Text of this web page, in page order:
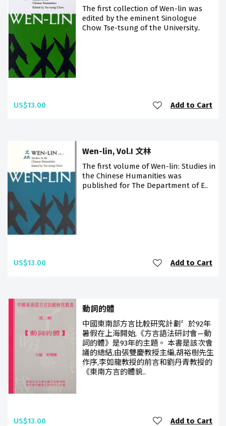
The first collection of Wen-lin was
edited by the eminent Sinologue
Chow Tse-tsung of the University..
US$13.00 Add to Cart
Wen-lin, Vol.I 文林
The first volume of Wen-lin: Studies in
the Chinese Humanities was
published for The Department of E..
US$13.00 Add to Cart
動詞的體
中國東南部方言比較研究計劃〞於92年
暑假在上海開始,《方言語法研討會—動
詞的體》是93年的主題。 本書是該次會
議的總結,由張雙慶教授主編,胡裕樹先生
作序,李如龍教授的前言和劉丹青教授的
《東南方言的體貌..
US$13.00 Add to Cart